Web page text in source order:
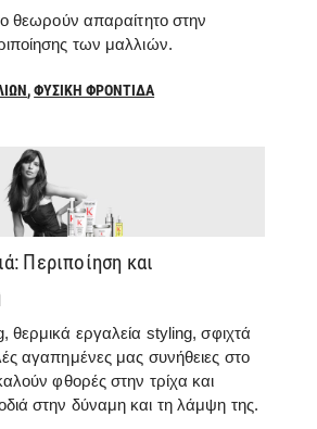
θεωρούν απαραίτητο στην
των μαλλιών.
,ΦΥΣΙΚΉ ΦΡΟΝΤΊΔΑ
Περιποίηση και
θερμικά εργαλεία styling, σφιχτά
αγαπημένες μας συνήθειες στο
φθορές στην τρίχα και
στην δύναμη και τη λάμψη της.